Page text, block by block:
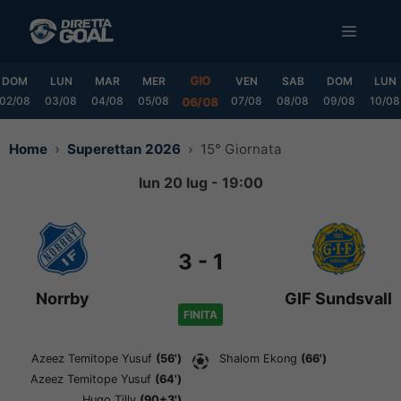
MENU
DOM
02/08
LUN
03/08
MAR
04/08
MER
05/08
GIO
06/08
VEN
07/08
SAB
08/08
DOM
09/08
LUN
10/08
Home Superettan 2026 15° Giornata
lun 20 lug - 19:00
Norrby
3 - 1
FINITA
GIF Sundsvall
Azeez Temitope Yusuf (56')
Azeez Temitope Yusuf (64')
Shalom Ekong (66')